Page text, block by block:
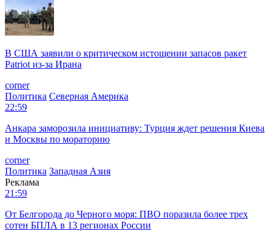
В США заявили о критическом истощении запасов ракет
Patriot из-за Ирана
corner
Политика Северная Америка
22:59
Анкара заморозила инициативу: Турция ждет решения Киева
и Москвы по мораторию
corner
Политика Западная Азия
Реклама
21:59
От Белгорода до Черного моря: ПВО поразила более трех
сотен БПЛА в 13 регионах России